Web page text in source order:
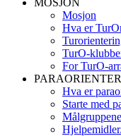
MOSJON
Mosjon
Hva er
TurO-
For TurO-
Hva er
Starte med
Målgruppene